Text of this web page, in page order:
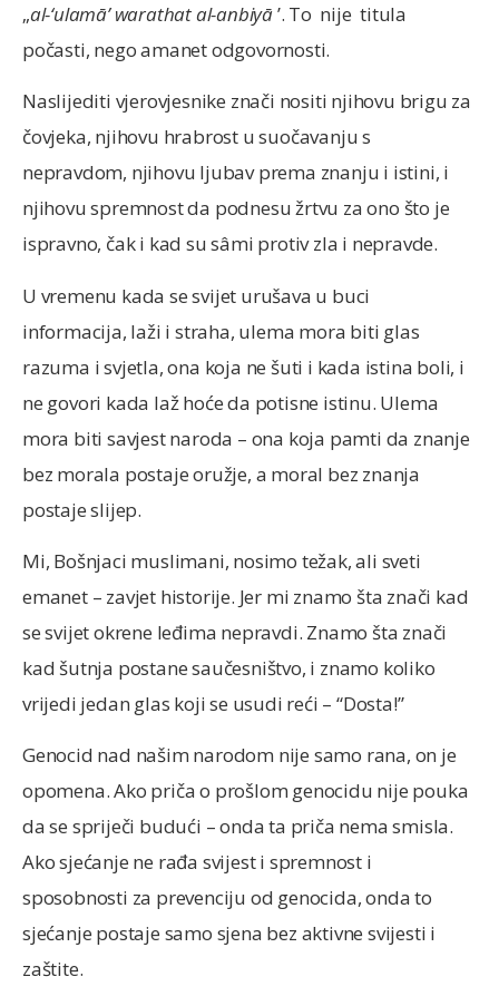
„al-‘ulamāʼ warathat al-anbiyāʼ. To nije titula
počasti, nego amanet odgovornosti.
Naslijediti vjerovjesnike znači nositi njihovu brigu za
čovjeka, njihovu hrabrost u suočavanju s
nepravdom, njihovu ljubav prema znanju i istini, i
njihovu spremnost da podnesu žrtvu za ono što je
ispravno, čak i kad su sâmi protiv zla i nepravde.
U vremenu kada se svijet urušava u buci
informacija, laži i straha, ulema mora biti glas
razuma i svjetla, ona koja ne šuti i kada istina boli, i
ne govori kada laž hoće da potisne istinu. Ulema
mora biti savjest naroda – ona koja pamti da znanje
bez morala postaje oružje, a moral bez znanja
postaje slijep.
Mi, Bošnjaci muslimani, nosimo težak, ali sveti
emanet – zavjet historije. Jer mi znamo šta znači kad
se svijet okrene leđima nepravdi. Znamo šta znači
kad šutnja postane saučesništvo, i znamo koliko
vrijedi jedan glas koji se usudi reći – “Dosta!”
Genocid nad našim narodom nije samo rana, on je
opomena. Ako priča o prošlom genocidu nije pouka
da se spriječi budući – onda ta priča nema smisla.
Ako sjećanje ne rađa svijest i spremnost i
sposobnosti za prevenciju od genocida, onda to
sjećanje postaje samo sjena bez aktivne svijesti i
zaštite.